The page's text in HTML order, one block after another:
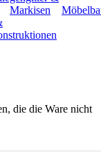
Markisen
die die Ware nicht